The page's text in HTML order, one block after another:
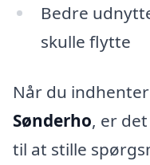
Bedre
skulle flytte
Når du
Sønderho, er
til at stille